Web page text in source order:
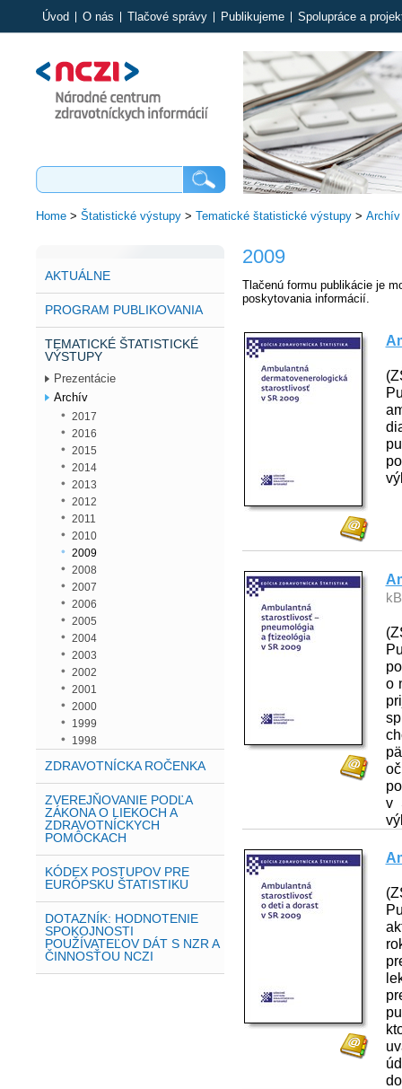
Úvod O nás Tlačové správy Publikujeme Spolupráce a
Home> Štatistické výstupy> Tematické štatistické výstupy> Archív
AKTUÁLNE
PROGRAM PUBLIKOVANIA
TEMATICKÉ ŠTATISTICKÉ
VÝSTUPY
Prezentácie
Archív
2017
2016
2015
2014
2013
2012
2011
2010
2009
2008
2007
2006
2005
2004
2003
2002
2001
2000
1999
1998
ZDRAVOTNÍCKA ROČENKA
ZVEREJŇOVANIE PODĽA
ZÁKONA O LIEKOCH A
ZDRAVOTNÍCKYCH
POMÔCKACH
KÓDEX POSTUPOV PRE
EURÓPSKU ŠTATISTIKU
DOTAZNÍK: HODNOTENIE
SPOKOJNOSTI
POUŽÍVATEĽOV DÁT S NZR A
ČINNOSŤOU NCZI
2009
Tlačenú formu publikácie je
poskytovania informácií.
o
v